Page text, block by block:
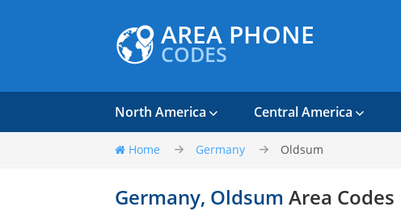
AREA PHONE
CODES
North America Central America
Home Germany Oldsum
Germany, Oldsum Area Codes